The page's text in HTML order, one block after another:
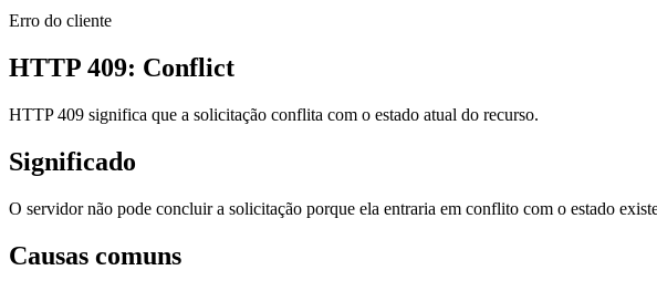
Erro do cliente
HTTP 409: Conflict
HTTP 409 significa que a solicitação conflita com o estado atual do recurso.
Significado
O servidor não pode concluir a solicitação porque ela entraria em conflito com o estado
Causas comuns